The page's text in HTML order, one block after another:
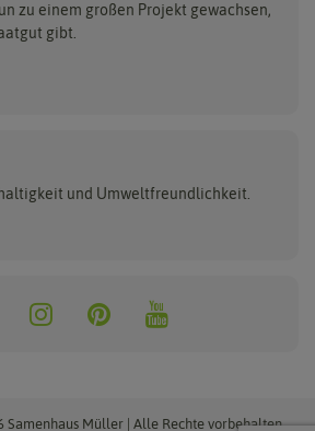
Flora Elite
Hortitops
JUB Holland
zu einem großen Projekt gewachsen,
gibt.
und Umweltfreundlichkeit.
Samenhaus Müller | Alle Rechte vorbehalten.